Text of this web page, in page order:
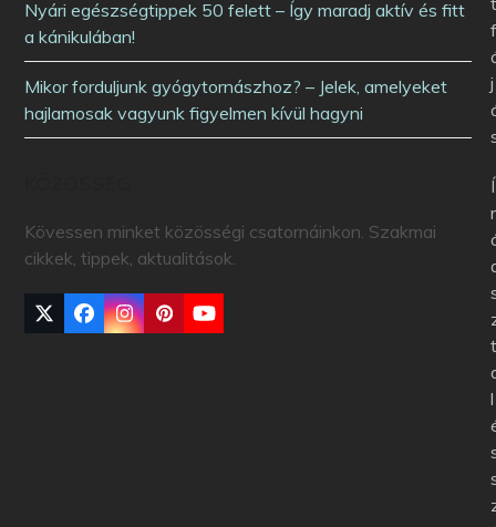
Nyári egészségtippek 50 felett – Így maradj aktív és fitt
a kánikulában!
Mikor forduljunk gyógytornászhoz? – Jelek, amelyeket
hajlamosak vagyunk figyelmen kívül hagyni
Kövessen minket közösségi csatornáinkon. Szakmai
cikkek, tippek, aktualitások.
j
Í
r
l